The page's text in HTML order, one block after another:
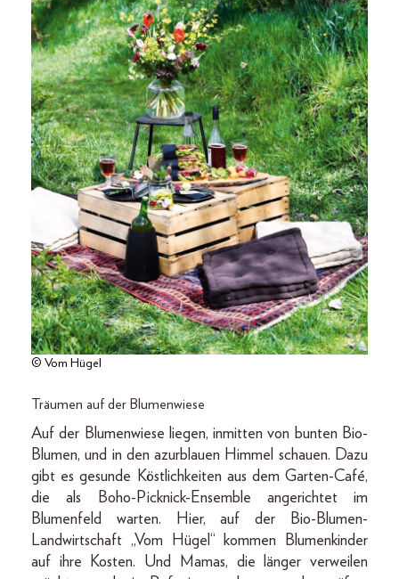
© Vom Hügel
Träumen auf der Blumenwiese
Auf der Blumenwiese liegen, inmitten von bunten Bio-
Blumen, und in den azurblauen Himmel schauen. Dazu
gibt es gesunde Köstlichkeiten aus dem Garten-Café,
die als Boho-Picknick-­Ensemble angerichtet im
Blumenfeld warten. Hier, auf der Bio-Blumen-
Landwirtschaft „Vom Hügel“ kommen Blumenkinder
auf ihre Kosten. Und Mamas, die länger verweilen